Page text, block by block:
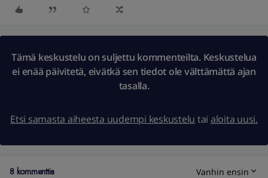
Tämä keskustelu on suljettu kommenteilta. Keskustelua
ei enää päivitetä, eivätkä sen tiedot ole välttämättä ajan
tasalla.
Etsi samasta aiheesta uudempi keskustelu tai aloita uusi.
8 kommenttia Vanhin ensin